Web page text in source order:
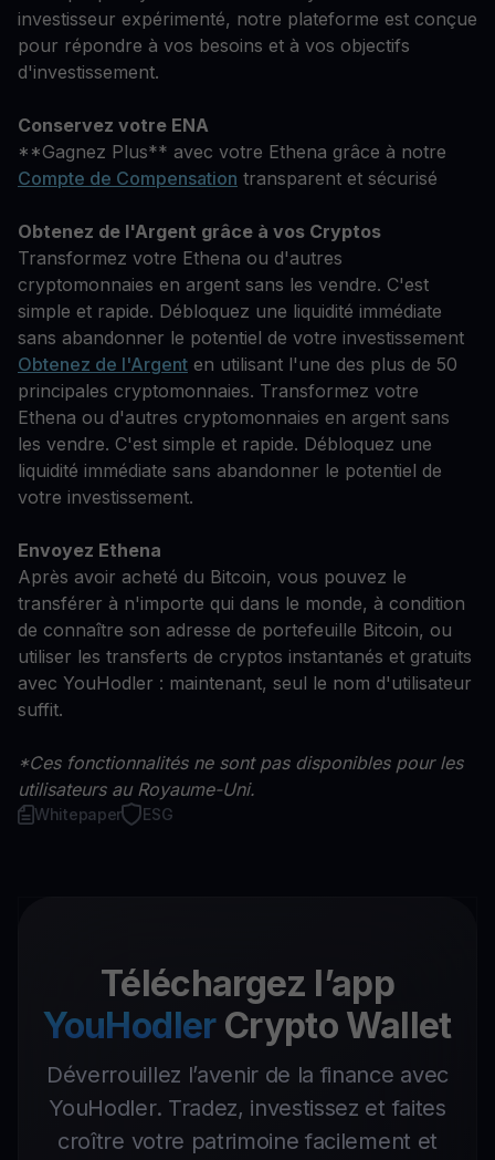
investisseur expérimenté, notre plateforme est conçue
pour répondre à vos besoins et à vos objectifs
d'investissement.
Conservez votre ENA
**Gagnez Plus** avec votre Ethena grâce à notre
Compte de Compensation transparent et sécurisé
Obtenez de l'Argent grâce à vos Cryptos
Transformez votre Ethena ou d'autres
cryptomonnaies en argent sans les vendre. C'est
simple et rapide. Débloquez une liquidité immédiate
sans abandonner le potentiel de votre investissement
Obtenez de l'Argent en utilisant l'une des plus de 50
principales cryptomonnaies. Transformez votre
Ethena ou d'autres cryptomonnaies en argent sans
les vendre. C'est simple et rapide. Débloquez une
liquidité immédiate sans abandonner le potentiel de
votre investissement.
Envoyez Ethena
Après avoir acheté du Bitcoin, vous pouvez le
transférer à n'importe qui dans le monde, à condition
de connaître son adresse de portefeuille Bitcoin, ou
utiliser les transferts de cryptos instantanés et gratuits
avec YouHodler : maintenant, seul le nom d'utilisateur
suffit.
*Ces fonctionnalités ne sont pas disponibles pour les
utilisateurs au Royaume-Uni.
Whitepaper ESG
Téléchargez l’app
YouHodler Crypto Wallet
Déverrouillez l’avenir de la finance avec
YouHodler. Tradez, investissez et faites
croître votre patrimoine facilement et